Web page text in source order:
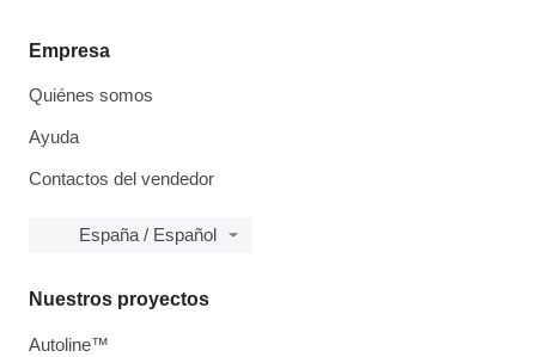
Empresa
Quiénes somos
Ayuda
Contactos del vendedor
España / Español
Nuestros proyectos
Autoline™